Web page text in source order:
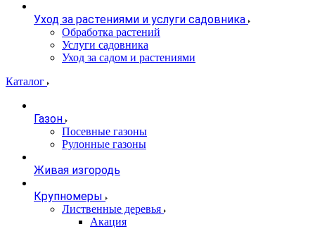
Уход за растениями и услуги садовника
Обработка растений
Услуги садовника
Уход за садом и растениями
Каталог
Газон
Посевные газоны
Рулонные газоны
Живая изгородь
Крупномеры
Лиственные деревья
Акация